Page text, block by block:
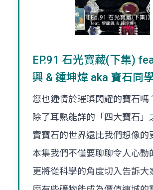
EP.91 石光寶藏(下集)
興 & 鍾坤煒 aka 寶石同
您也鍾情於璀璨閃耀的寶石嗎
除了耳熟能詳的「四大寶石」
實寶石的世界遠比我們想像的
本集我們不僅要聊聊令人心動
更將從科學的角度切入告訴大